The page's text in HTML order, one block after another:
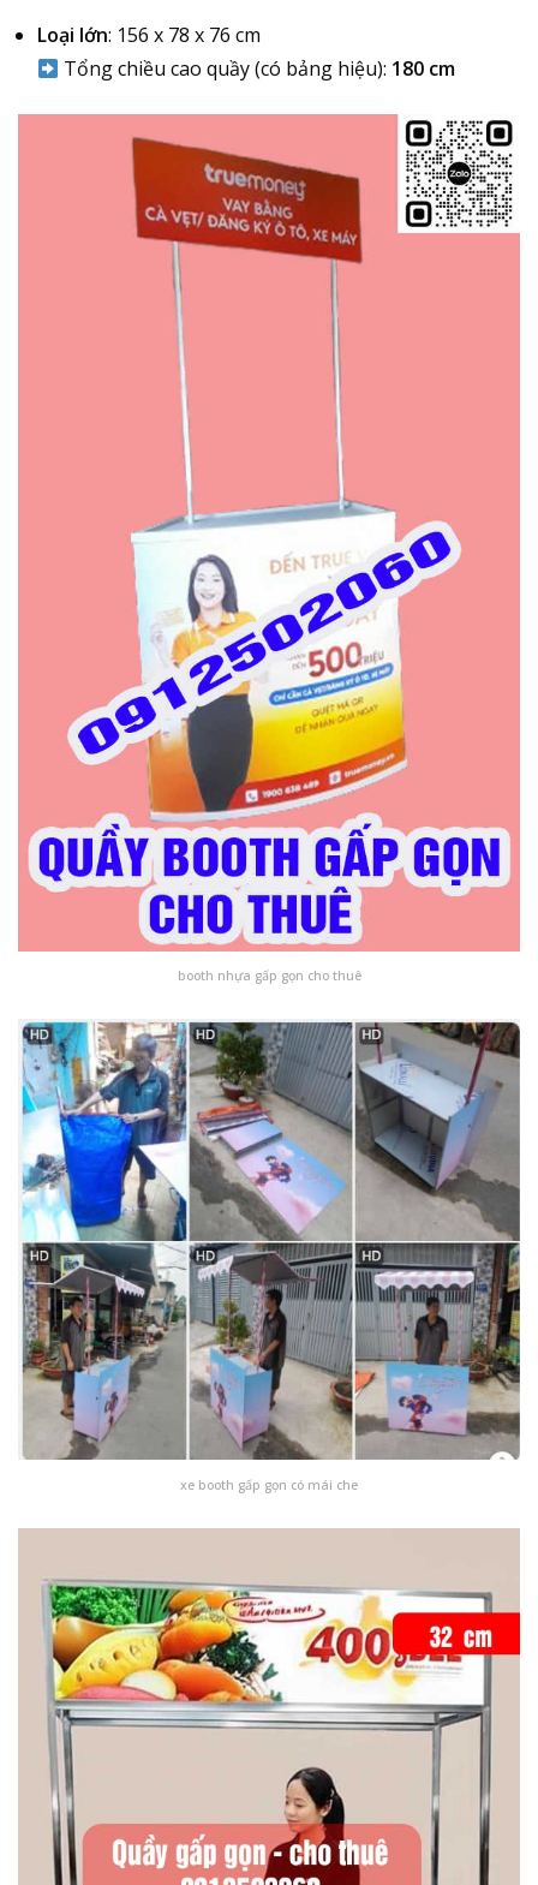
Loại lớn: 156 x 78 x 76 cm
Tổng chiều cao quầy (có bảng hiệu): 180 cm
booth nhựa gấp gọn cho thuê
xe booth gấp gọn có mái che